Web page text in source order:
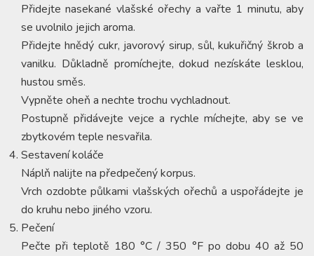
Přidejte nasekané vlašské ořechy a vařte 1 minutu, aby
se uvolnilo jejich aroma.
Přidejte hnědý cukr, javorový sirup, sůl, kukuřičný škrob a
vanilku. Důkladně promíchejte, dokud nezískáte lesklou,
hustou směs.
Vypněte oheň a nechte trochu vychladnout.
Postupně přidávejte vejce a rychle míchejte, aby se ve
zbytkovém teple nesvařila.
Sestavení koláče
Náplň nalijte na předpečený korpus.
Vrch ozdobte půlkami vlašských ořechů a uspořádejte je
do kruhu nebo jiného vzoru.
Pečení
Pečte při teplotě 180 °C / 350 °F po dobu 40 až 50